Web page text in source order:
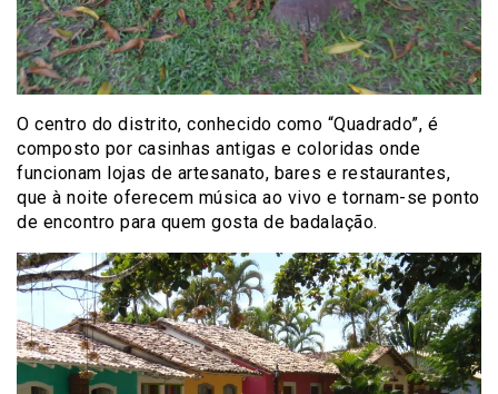
O centro do distrito, conhecido como “Quadrado”, é
composto por casinhas antigas e coloridas onde
funcionam lojas de artesanato, bares e restaurantes,
que à noite oferecem música ao vivo e tornam-se ponto
de encontro para quem gosta de badalação.